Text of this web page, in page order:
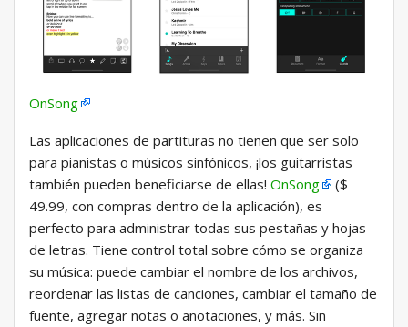
OnSong
Las aplicaciones de partituras no tienen que ser solo
para pianistas o músicos sinfónicos, ¡los guitarristas
también pueden beneficiarse de ellas! OnSong
($
49.99, con compras dentro de la aplicación), es
perfecto para administrar todas sus pestañas y hojas
de letras. Tiene control total sobre cómo se organiza
su música: puede cambiar el nombre de los archivos,
reordenar las listas de canciones, cambiar el tamaño de
fuente, agregar notas o anotaciones, y más. Sin